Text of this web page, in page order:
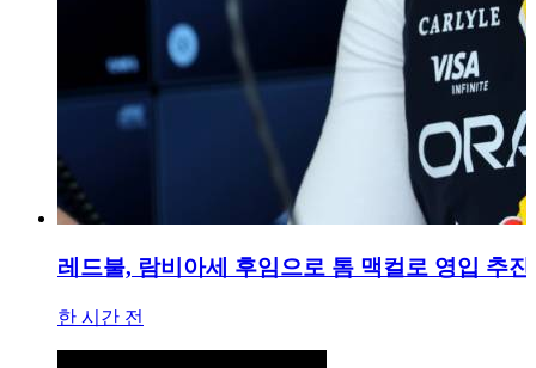
레드불, 람비아세 후임으로 톰 맥컬로 영입 추진
한 시간 전